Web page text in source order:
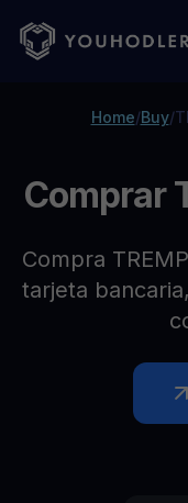
Home/Buy/
Comprar
Compra
tarjeta